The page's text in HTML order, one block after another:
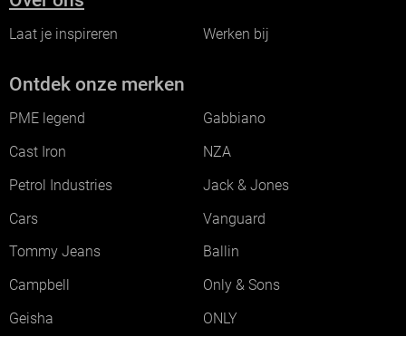
Laat je inspireren Werken bij
Ontdek onze merken
PME legend
Gabbiano
Cast Iron
NZA
Petrol Industries
Jack & Jones
Cars
Vanguard
Tommy Jeans
Ballin
Campbell
Only & Sons
Geisha
ONLY